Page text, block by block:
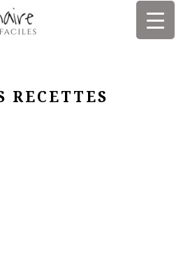
RECETTES